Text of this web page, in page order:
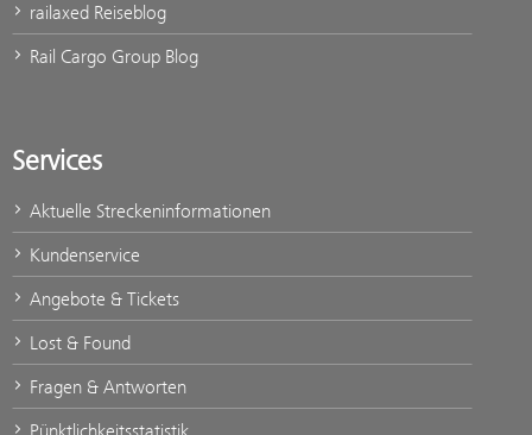
railaxed Reiseblog
Rail Cargo Group Blog
Services
Aktuelle Streckeninformationen
Kundenservice
Angebote & Tickets
Lost & Found
Fragen & Antworten